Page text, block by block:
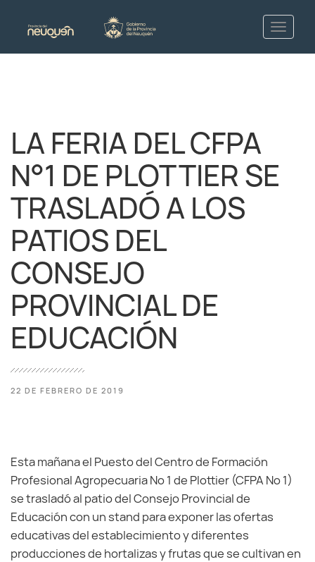
LA FERIA DEL CFPA
N°1 DE PLOTTIER SE
TRASLADÓ A LOS
PATIOS DEL
CONSEJO
PROVINCIAL DE
EDUCACIÓN
22 DE FEBRERO DE 2019
Esta mañana el Puesto del Centro de Formación
Profesional Agropecuaria Nº 1 de Plottier (CFPA Nº 1)
se trasladó al patio del Consejo Provincial de
Educación con un stand para exponer las ofertas
educativas del establecimiento y diferentes
producciones de hortalizas y frutas que se cultivan en